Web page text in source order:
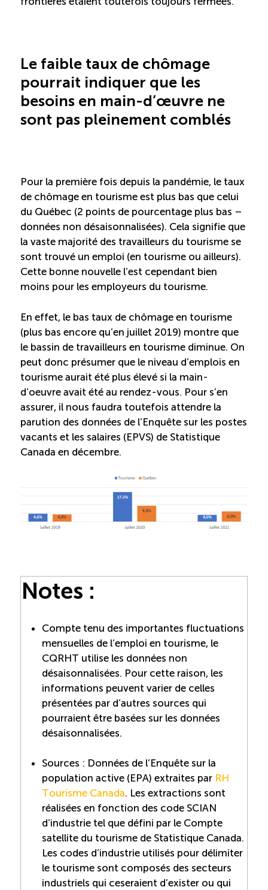
Le faible taux de chômage
pourrait indiquer que les
besoins en main-d’œuvre ne
sont pas pleinement comblés
Pour la première fois depuis la pandémie, le taux
de chômage en tourisme est plus bas que celui
du Québec (2 points de pourcentage plus bas –
données non désaisonnalisées). Cela signifie que
la vaste majorité des travailleurs du tourisme se
sont trouvé un emploi (en tourisme ou ailleurs).
Cette bonne nouvelle l’est cependant bien
moins pour les employeurs du tourisme.
En effet, le bas taux de chômage en tourisme
(plus bas encore qu’en juillet 2019) montre que
le bassin de travailleurs en tourisme diminue. On
peut donc présumer que le niveau d’emplois en
tourisme aurait été plus élevé si la main-
d’oeuvre avait été au rendez-vous. Pour s’en
assurer, il nous faudra toutefois attendre la
parution des données de l’Enquête sur les postes
vacants et les salaires (EPVS) de Statistique
Canada en décembre.
Notes :
Compte tenu des importantes fluctuations
mensuelles de l’emploi en tourisme, le
CQRHT utilise les données non
désaisonnalisées. Pour cette raison, les
informations peuvent varier de celles
présentées par d’autres sources qui
pourraient être basées sur les données
désaisonnalisées.
Sources : Données de l’Enquête sur la
population active (EPA) extraites par RH
Tourisme Canada. Les extractions sont
réalisées en fonction des code SCIAN
d’industrie tel que défini par le Compte
satellite du tourisme de Statistique Canada.
Les codes d’industrie utilisés pour délimiter
le tourisme sont composés des secteurs
industriels qui ceseraient d’exister ou qui